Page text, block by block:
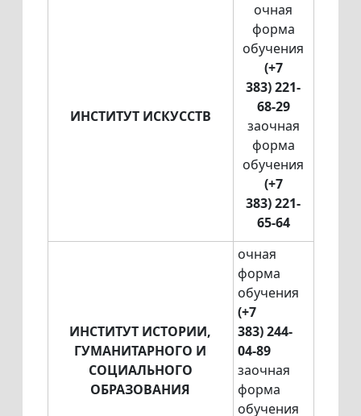
ИНСТИТУТ ИСКУССТВ
очная
форма
обучения
(+7
383) 221-
68-29
заочная
форма
обучения
(+7
383) 221-
65-64
ИНСТИТУТ ИСТОРИИ,
ГУМАНИТАРНОГО И
СОЦИАЛЬНОГО
ОБРАЗОВАНИЯ
очная
форма
обучения
(+7
383) 244-
04-89
заочная
форма
обучения